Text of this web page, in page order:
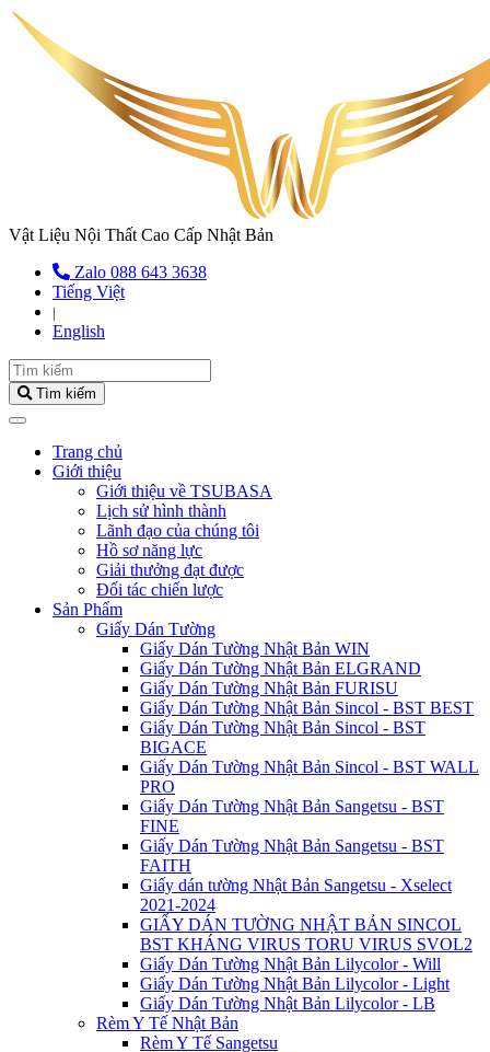
Vật Liệu Nội Thất Cao Cấp Nhật Bản
Zalo 088 643 3638
Tiếng Việt
|
English
Tìm kiếm
Trang chủ
Giới thiệu
Giới thiệu về TSUBASA
Lịch sử hình thành
Lãnh đạo của chúng tôi
Hồ sơ năng lực
Giải thưởng đạt được
Đối tác chiến lược
Sản Phẩm
Giấy Dán Tường
Giấy Dán Tường Nhật Bản WIN
Giấy Dán Tường Nhật Bản ELGRAND
Giấy Dán Tường Nhật Bản FURISU
Giấy Dán Tường Nhật Bản Sincol - BST BEST
Giấy Dán Tường Nhật Bản Sincol - BST
BIGACE
Giấy Dán Tường Nhật Bản Sincol - BST WALL
PRO
Giấy Dán Tường Nhật Bản Sangetsu - BST
FINE
Giấy Dán Tường Nhật Bản Sangetsu - BST
FAITH
Giấy dán tường Nhật Bản Sangetsu - Xselect
2021-2024
GIẤY DÁN TƯỜNG NHẬT BẢN SINCOL
BST KHÁNG VIRUS TORU VIRUS SVOL2
Giấy Dán Tường Nhật Bản Lilycolor - Will
Giấy Dán Tường Nhật Bản Lilycolor - Light
Giấy Dán Tường Nhật Bản Lilycolor - LB
Rèm Y Tế Nhật Bản
Rèm Y Tế Sangetsu